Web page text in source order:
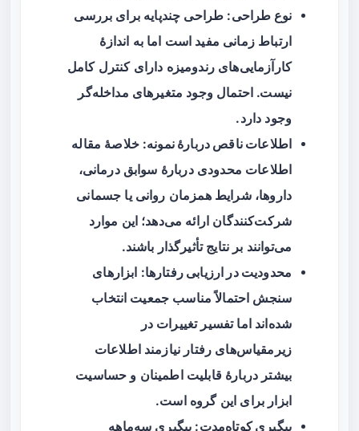
نوع طراحی: طراحی چندپایه برای بررسی
ارتباط زمانی مفید است اما به اندازهٔ
کارآزمایی‌های رندومیزه دارای کنترل کامل
نیست. احتمال وجود متغیرهای مداخله‌گر
وجود دارد.
اطلاعات ناقص دربارهٔ نمونه: خلاصهٔ مقاله
اطلاعات محدودی دربارهٔ سوابق درمانی،
داروها، شرایط همزمان روانی یا جسمانی
شرکت‌کنندگان ارائه می‌دهد؛ این موارد
می‌توانند بر نتایج تأثیرگذار باشند.
محدودیت در ارزیابی رفتارها: ابزارهای
سنجش احتمالاً مناسب جمعیت انتخاب
شده‌اند اما تفسیر تغییرات در
زیرمقیاس‌های رفتار نیازمند اطلاعات
بیشتر دربارهٔ قابلیت اطمینان و حساسیت
ابزار برای این گروه است.
پیگیری کوتاه‌مدت: پیگیری سه‌ماهه